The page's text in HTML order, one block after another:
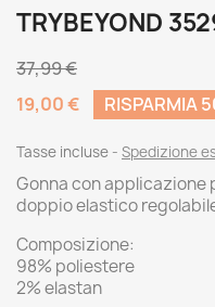
TRYBEYOND
37,99 €
19,00 €
RISPARMIA
Tasse incluse Spedizione
Gonna con
doppio elastico
Composizione:
98% poliestere
2% elastan